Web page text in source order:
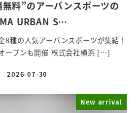
料”のアーバンスポーツの
URBAN S…
8種の人気アーバンスポーツが集結！
ープンも開催 株式会社横浜 […]
投稿日
2026-07-30
New arrival